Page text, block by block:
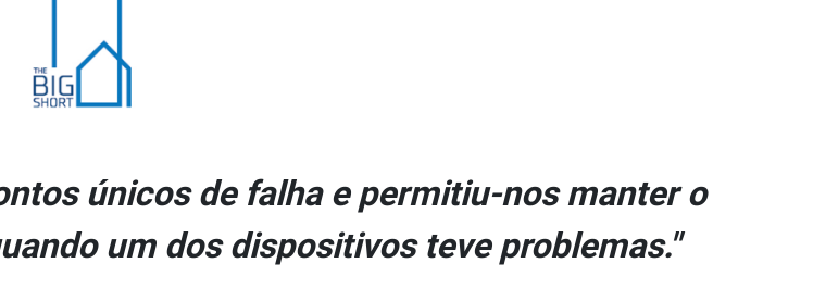
únicos de falha e permitiu-nos manter o
um dos dispositivos teve problemas."